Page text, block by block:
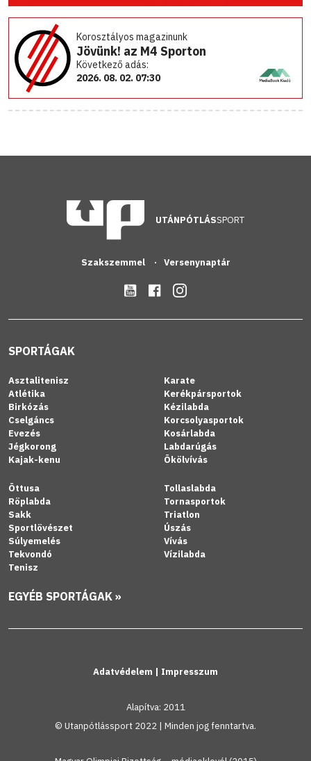
Korosztályos magazinunk
Jövünk! az M4 Sporton
Következő adás:
2026. 08. 02. 07:30
UTÁNPÓTLÁSSPORT
Szakszemmel Versenynaptár
SPORTÁGAK
Asztalitenisz
Atlétika
Birkózás
Cselgáncs
Evezés
Jégkorong
Kajak-kenu
Karate
Kerékpársportok
Kézilabda
Korcsolyasportok
Kosárlabda
Labdarúgás
Ökölvívás
Öttusa
Röplabda
Sakk
Sportlövészet
Súlyemelés
Tekvondó
Tenisz
Tollaslabda
Tornasportok
Triatlon
Úszás
Vívás
Vízilabda
EGYÉB SPORTÁGAK »
Adatvédelem | Impresszum
Alapítva: 2011
© Utanpótlássport 2022 | Minden jog fenntartva.